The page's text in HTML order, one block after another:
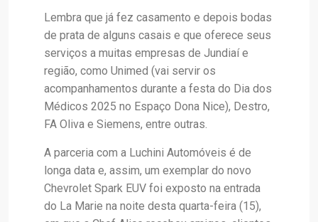
Lembra que já fez casamento e depois bodas
de prata de alguns casais e que oferece seus
serviços a muitas empresas de Jundiaí e
região, como Unimed (vai servir os
acompanhamentos durante a festa do Dia dos
Médicos 2025 no Espaço Dona Nice), Destro,
FA Oliva e Siemens, entre outras.
A parceria com a Luchini Automóveis é de
longa data e, assim, um exemplar do novo
Chevrolet Spark EUV foi exposto na entrada
do La Marie na noite desta quarta-feira (15),